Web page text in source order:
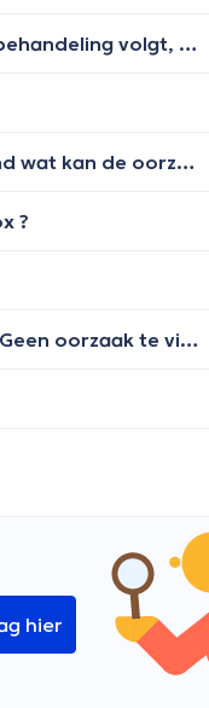
Goeiedag, Als mijn partner positief is getest op genitale herpes maar momenteel in remissie is en een behandeling volgt, is het dan gevaarlijk om orale seks te hebben?
Heb in mijn hand gesneden en dat is genaaid nu de draadjes eruit zijn heb ik een verdikking rond de wond wat kan de oorzaak zijn?
?
Beste, ik heb al jaren extreme vermoeidheid. Onlangs nog eens verschillende onderzoeken laten doen. Geen oorzaak te vinden. Reeds jaren in behandeling bij psychiater en psycholoog. Waar kan ik nog terecht? Alvast bedankt
hier